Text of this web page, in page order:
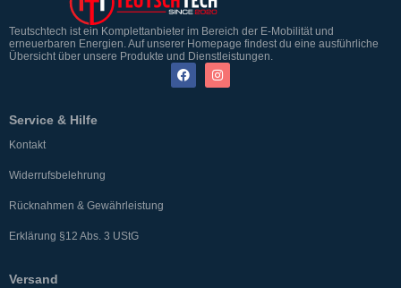
Teutschtech ist ein Komplettanbieter im Bereich der E-Mobilität und
erneuerbaren Energien. Auf unserer Homepage findest du eine ausführliche
Übersicht über unsere Produkte und Dienstleistungen.
Service & Hilfe
Kontakt
Widerrufsbelehrung
Rücknahmen & Gewährleistung
Erklärung §12 Abs. 3 UStG
Versand